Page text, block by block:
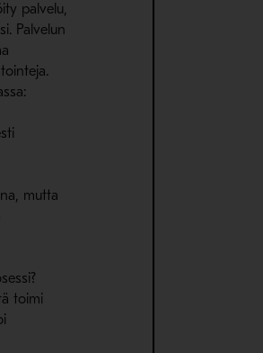
palvelu,
Palvelun
mutta
toimi